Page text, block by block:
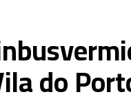
do